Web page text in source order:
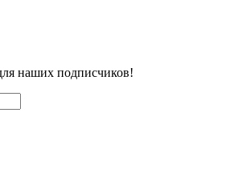
наших подписчиков!